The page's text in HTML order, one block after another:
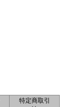
特定商取引